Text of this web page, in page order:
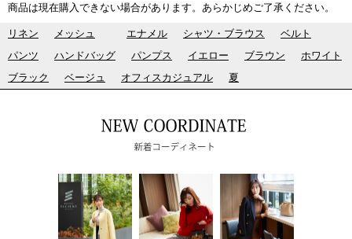
商品は現在購入できない場合があります。あらかじめご了承ください。
リネン メッシュ エナメル シャツ・ブラウス
ベルト
パンツ
ハンドバッグ パンプス イエロー ブラウン
ホワイト
ブラック
ベージュ オフィスカジュアル 夏